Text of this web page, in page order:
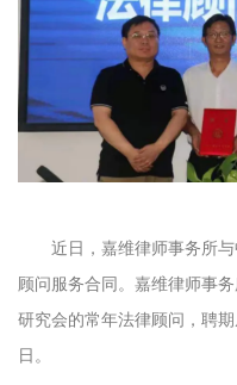
近日，嘉维律师事务所
顾问服务合同。 嘉维律师事
研究会的常年法律顾问，聘
日。